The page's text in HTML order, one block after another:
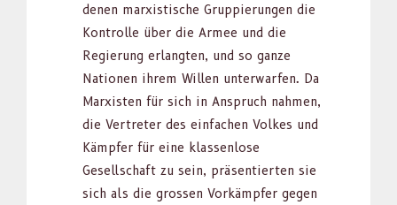
denen marx­is­tis­che Grup­pierun­gen die
Kon­trolle über die Armee und die
Regierung erlangten, und so ganze
Natio­nen ihrem Willen unter­war­fen. Da
Marx­is­ten für sich in Anspruch nah­men,
die Vertreter des ein­fachen Volkes und
Kämpfer für eine klassen­lose
Gesellschaft zu sein, präsen­tierten sie
sich als die grossen Vorkämpfer gegen